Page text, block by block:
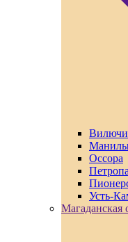
Оссора
Усть-
Магаданская